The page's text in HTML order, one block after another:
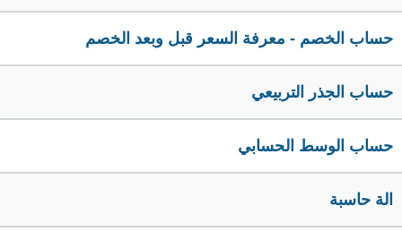
حساب الخصم - معرفة السعر قبل وبعد الخصم
حساب الجذر التربيعي
حساب الوسط الحسابي
الة حاسبة